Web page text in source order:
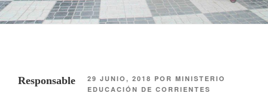
29 JUNIO, 2018 PORMINISTERIO
EDUCACIÓN DE CORRIENTES
Responsable